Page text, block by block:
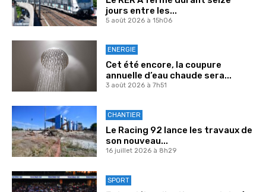
jours entre les...
5 août 2026 à 15h06
ENERGIE
Cet été encore, la coupure
annuelle d’eau chaude sera...
3 août 2026 à 7h51
CHANTIER
Le Racing 92 lance les travaux de
son nouveau...
16 juillet 2026 à 8h29
SPORT